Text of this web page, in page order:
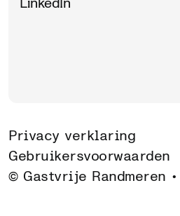
Privacy verklaring
Gebruikersvoorwaarden
© Gastvrije Randmeren •